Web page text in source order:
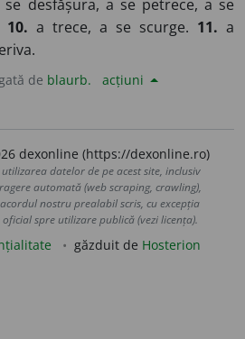
se desfășura, a se petrece, a se
10. a trece, a se scurge. 11. a
de blaurb. acțiuni
dexonline (https://dexonline.ro)
datelor de pe acest site, inclusiv
automată (web scraping, crawling),
nostru prealabil scris, cu excepția
spre utilizare publică (vezi licența).
găzduit de Hosterion